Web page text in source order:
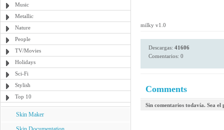
Music
Metallic
Nature
People
TV/Movies
Holidays
Sci-Fi
Stylish
Top 10
Skin Maker
milky v1.0
Descargas: 41606
Comentarios: 0
Comments
Sin comentarios todavía. Sea